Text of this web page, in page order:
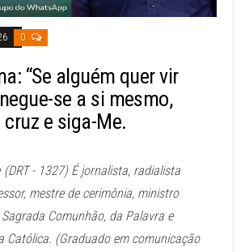
0
“Se alguém quer vir
se a si mesmo,
e siga-Me.
- 1327) É jornalista, radialista
mestre de cerimônia, ministro
Comunhão, da Palavra e
Católica. (Graduado em comunicação